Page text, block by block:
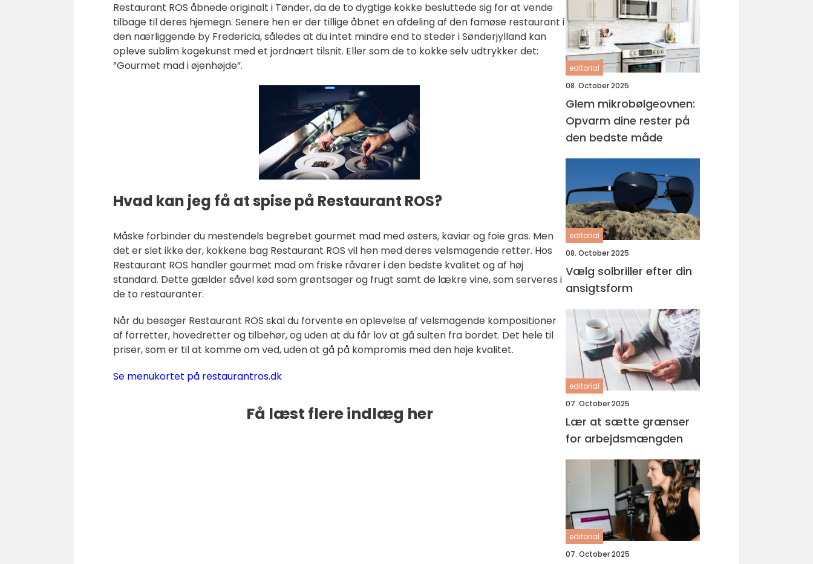
Restaurant ROS åbnede originalt i Tønder, da de to dygtige kokke besluttede sig for at vende
tilbage til deres hjemegn. Senere hen er der tillige åbnet en afdeling af den famøse restaurant i
den nærliggende by Fredericia, således at du intet mindre end to steder i Sønderjylland kan
opleve sublim kogekunst med et jordnært tilsnit. Eller som de to kokke selv udtrykker det:
”Gourmet mad i øjenhøjde”.
Hvad kan jeg få at spise på Restaurant ROS?
Måske forbinder du mestendels begrebet gourmet mad med østers, kaviar og foie gras. Men
det er slet ikke der, kokkene bag Restaurant ROS vil hen med deres velsmagende retter. Hos
Restaurant ROS handler gourmet mad om friske råvarer i den bedste kvalitet og af høj
standard. Dette gælder såvel kød som grøntsager og frugt samt de lækre vine, som serveres i
de to restauranter.
Når du besøger Restaurant ROS skal du forvente en oplevelse af velsmagende kompositioner
af forretter, hovedretter og tilbehør, og uden at du får lov at gå sulten fra bordet. Det hele til
priser, som er til at komme om ved, uden at gå på kompromis med den høje kvalitet.
Se menukortet på restaurantros.dk
Få læst flere indlæg her
editorial
08. October 2025
Glem mikrobølgeovnen:
Opvarm dine rester på
den bedste måde
editorial
08. October 2025
Vælg solbriller efter din
ansigtsform
editorial
07. October 2025
Lær at sætte grænser
for arbejdsmængden
editorial
07. October 2025